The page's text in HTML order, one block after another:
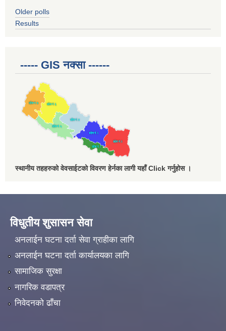
Older polls
Results
----- GIS नक्सा ------
स्थानीय तहहरुको वेवसाईटको विवरण हेर्नका लागी यहाँ Click गर्नुहोस ।
विधुतीय शुसासन सेवा
अनलाईन घटना दर्ता सेवा ग्राहीका लागि
अनलाईन घटना दर्ता कार्यालयका लागि
सामाजिक सुरक्षा
नागरिक वडापत्र
निवेदनको ढाँचा